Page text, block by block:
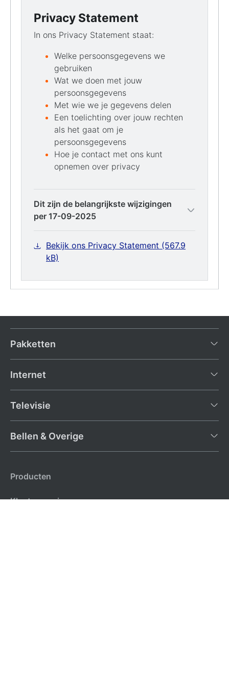
Privacy Statement
In ons Privacy Statement staat:
Welke persoonsgegevens we
gebruiken
Wat we doen met jouw
persoonsgegevens
Met wie we je gegevens delen
Een toelichting over jouw rechten
als het gaat om je
persoonsgegevens
Hoe je contact met ons kunt
opnemen over privacy
Dit zijn de belangrijkste wijzigingen
per 17-09-2025
Bekijk ons Privacy Statement (567.9
kB)
Pakketten
Internet
Televisie
Bellen & Overige
Producten
Klantenservice